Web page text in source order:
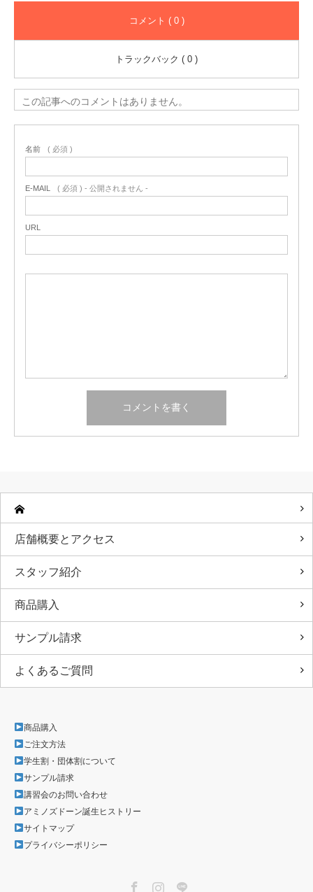
コメント ( 0 )
トラックバック ( 0 )
この記事へのコメントはありません。
名前 ( 必須 )
E-MAIL ( 必須 ) - 公開されません -
URL
店舗概要とアクセス
スタッフ紹介
商品購入
サンプル請求
よくあるご質問
商品購入
ご注文方法
学生割・団体割について
サンプル請求
講習会のお問い合わせ
アミノズドーン誕生ヒストリー
サイトマップ
プライバシーポリシー